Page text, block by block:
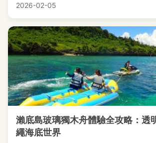
2026-02-05
瀨底島玻璃獨木舟體驗全攻略：透
繩海底世界